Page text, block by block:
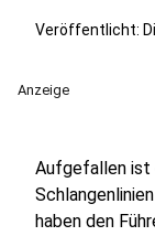
Veröffentlicht:
Anzeige
Aufgefallen ist
haben den